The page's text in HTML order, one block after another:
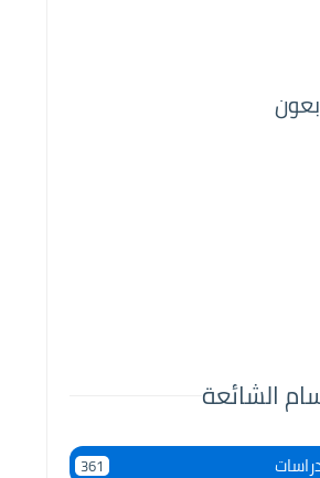
الشائعة
361